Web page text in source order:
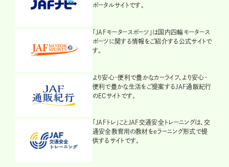
ポータルサイトです。
「JAFモータースポーツ」は国内四輪モータース
ポーツに関する情報をご紹介する公式サイトで
す。
より安心・便利で豊かなカーライフ、より安心・
便利で豊かな生活をご提案するJAF通販紀行
のECサイトです。
「JAFトレ」ことJAF交通安全トレーニングは、交
通安全教育用の教材をeラーニング形式で提
供するサイトです。